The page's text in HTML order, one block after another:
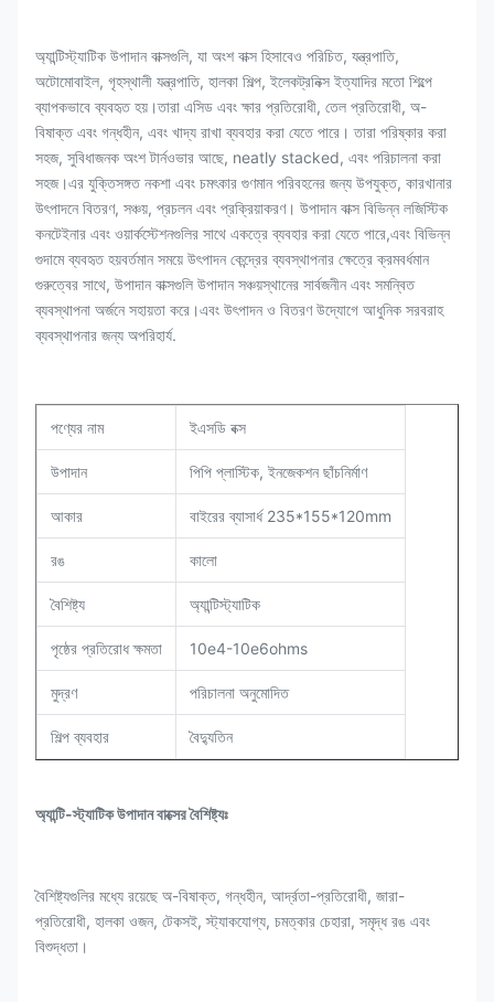
অ্যান্টিস্ট্যাটিক উপাদান বাক্সগুলি, যা অংশ বাক্স হিসাবেও পরিচিত, যন্ত্রপাতি,
অটোমোবাইল, গৃহস্থালী যন্ত্রপাতি, হালকা শিল্প, ইলেকট্রনিক্স ইত্যাদির মতো শিল্পে
ব্যাপকভাবে ব্যবহৃত হয়।তারা এসিড এবং ক্ষার প্রতিরোধী, তেল প্রতিরোধী, অ-
বিষাক্ত এবং গন্ধহীন, এবং খাদ্য রাখা ব্যবহার করা যেতে পারে। তারা পরিষ্কার করা
সহজ, সুবিধাজনক অংশ টার্নওভার আছে, neatly stacked, এবং পরিচালনা করা
সহজ।এর যুক্তিসঙ্গত নকশা এবং চমৎকার গুণমান পরিবহনের জন্য উপযুক্ত, কারখানার
উৎপাদনে বিতরণ, সঞ্চয়, প্রচলন এবং প্রক্রিয়াকরণ। উপাদান বাক্স বিভিন্ন লজিস্টিক
কনটেইনার এবং ওয়ার্কস্টেশনগুলির সাথে একত্রে ব্যবহার করা যেতে পারে,এবং বিভিন্ন
গুদামে ব্যবহৃত হয়বর্তমান সময়ে উৎপাদন কেন্দ্রের ব্যবস্থাপনার ক্ষেত্রে ক্রমবর্ধমান
গুরুত্বের সাথে, উপাদান বাক্সগুলি উপাদান সঞ্চয়স্থানের সার্বজনীন এবং সমন্বিত
ব্যবস্থাপনা অর্জনে সহায়তা করে।এবং উৎপাদন ও বিতরণ উদ্যোগে আধুনিক সরবরাহ
ব্যবস্থাপনার জন্য অপরিহার্য.
পণ্যের নাম ইএসডি বক্স
উপাদান পিপি প্লাস্টিক, ইনজেকশন ছাঁচনির্মাণ
আকার বাইরের ব্যাসার্ধ 235*155*120mm
রঙ কালো
বৈশিষ্ট্য অ্যান্টিস্ট্যাটিক
পৃষ্ঠের প্রতিরোধ ক্ষমতা 10e4-10e6ohms
মুদ্রণ পরিচালনা অনুমোদিত
শিল্প ব্যবহার বৈদ্যুতিন
অ্যান্টি-স্ট্যাটিক উপাদান বাক্সের বৈশিষ্ট্যঃ
বৈশিষ্ট্যগুলির মধ্যে রয়েছে অ-বিষাক্ত, গন্ধহীন, আর্দ্রতা-প্রতিরোধী, জারা-
প্রতিরোধী, হালকা ওজন, টেকসই, স্ট্যাকযোগ্য, চমত্কার চেহারা, সমৃদ্ধ রঙ এবং
বিশুদ্ধতা।